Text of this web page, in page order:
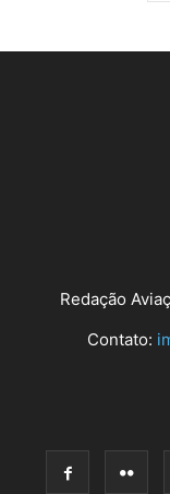
Redação
Contato: